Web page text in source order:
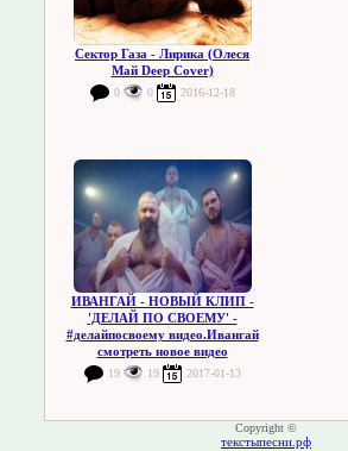
Сектор Газа - Лирика (Олеся
Май Deep Cover)
0 0 2016-12-18
ИВАНГАЙ - НОВЫЙ КЛИП -
'ДЕЛАЙ ПО СВОЕМУ' -
#делайпосвоему видео.Ивангай
смотреть новое видео
19 19 2017-01-13
Copyright ©
текстыпесни.рф